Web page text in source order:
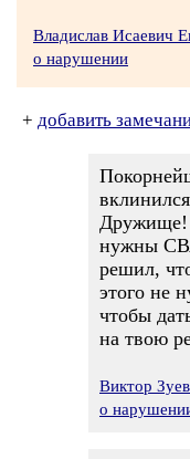
Владислав Исаевич
о нарушении
+ добавить
Дружище!
нужны
решил,
этого не
чтобы
на твою
Виктор
о